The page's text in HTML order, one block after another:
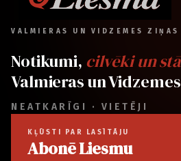
VALMIERAS UN VIDZEMES ZIŅAS
Notikumi, cilvēki un
Valmieras un
NEATKARĪGI · VIETĒJI
KĻŪSTI PAR LASĪTĀJU
Abonē Liesmu